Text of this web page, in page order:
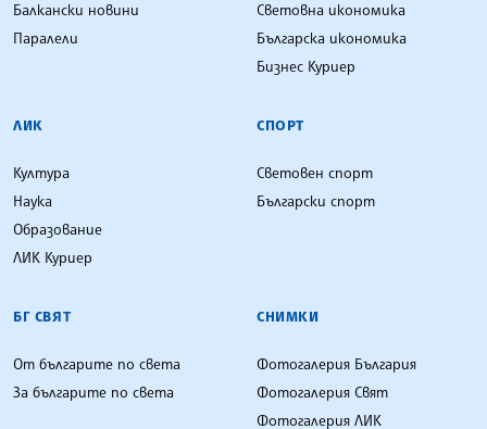
Балкански новини
Паралели
Световна икономика
Българска икономика
Бизнес Куриер
ЛИК
Култура
Наука
Образование
ЛИК Куриер
СПОРТ
Световен спорт
Български спорт
БГ СВЯТ
От българите по света
За българите по света
СНИМКИ
Фотогалерия България
Фотогалерия Свят
Фотогалерия ЛИК